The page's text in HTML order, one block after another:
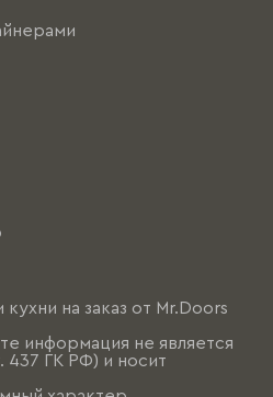
на заказ от Mr.Doors
информация не является
437 ГК РФ) и носит